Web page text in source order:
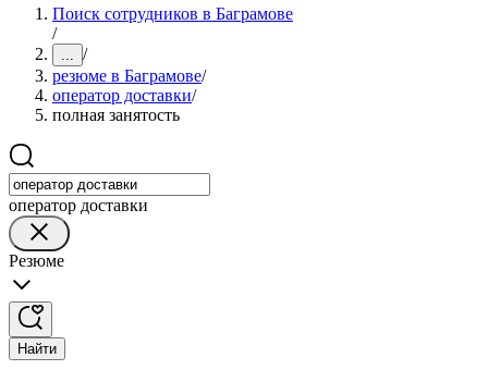
Поиск сотрудников в Баграмове
/
... /
резюме в Баграмове/
оператор доставки/
полная занятость
оператор доставки
Резюме
Найти